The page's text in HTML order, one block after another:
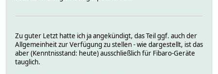
Zu guter Letzt hatte ich ja angekündigt, das Teil ggf. auch der
Allgemeinheit zur Verfügung zu stellen - wie dargestellt, ist das
aber (Kenntnisstand: heute) ausschließlich für Fibaro-Geräte
tauglich.